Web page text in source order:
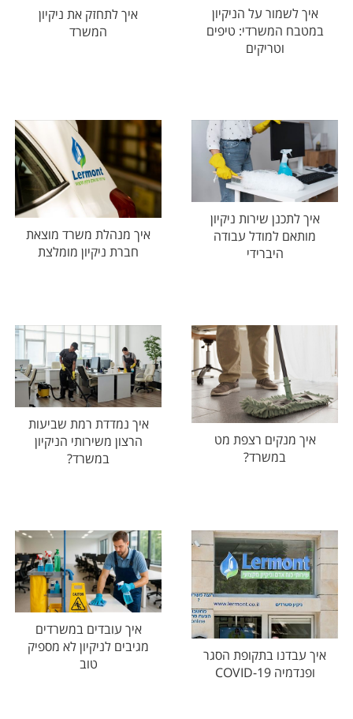
איך לשמור על הניקיון
במטבח המשרדי: טיפים
וטריקים
איך לתחזק את ניקיון
המשרד
איך לתכנן שירות ניקיון
מותאם למודל עבודה
היברידי
איך מנהלת משרד מוצאת
חברת ניקיון מומלצת
איך מנקים רצפת מט
במשרד?
איך נמדדת רמת שביעות
הרצון משירותי הניקיון
במשרד?
איך עבדנו בתקופת הסגר
ופנדמיה COVID-19
איך עובדים במשרדים
מגיבים לניקיון לא מספיק
טוב